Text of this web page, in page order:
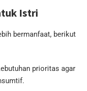
Istri
bermanfaat, berikut
prioritas agar